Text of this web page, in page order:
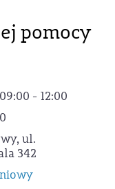
pomocy
- 12:00
ul.
342